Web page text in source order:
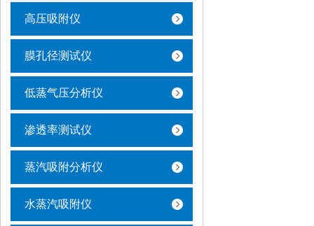
高压吸附仪
膜孔径测试仪
低蒸气压分析仪
渗透率测试仪
蒸汽吸附分析仪
水蒸汽吸附仪